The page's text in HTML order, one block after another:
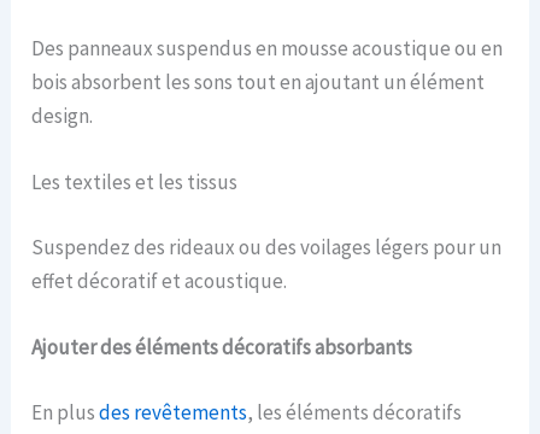
Des panneaux suspendus en mousse acoustique ou en
bois absorbent les sons tout en ajoutant un élément
design.
Les textiles et les tissus
Suspendez des rideaux ou des voilages légers pour un
effet décoratif et acoustique.
Ajouter des éléments décoratifs absorbants
En plusdes revêtements, les éléments décoratifs